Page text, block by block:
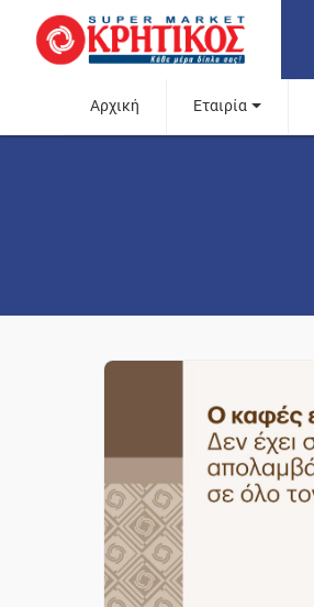
Αρχική Εταιρία